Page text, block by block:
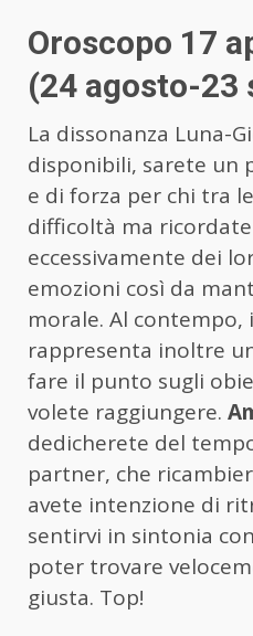
Oroscopo 17
(24 agosto-23
La dissonanza Luna-
disponibili, sarete un
e di forza per chi tra
difficoltà ma
eccessivamente dei
emozioni così da
morale. Al
rappresenta inoltre
fare il punto sugli
volete raggiungere.
dedicherete del
partner, che
avete intenzione di
sentirvi in sintonia
poter trovare
giusta. Top!